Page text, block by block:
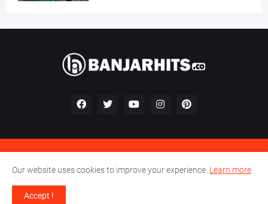
Pedoman Media Siber
Our website uses cookies to improve your experience. Learn more
Accept !